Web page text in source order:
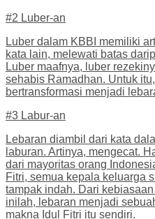
#2 Luber-an
Luber dalam KBBI memiliki
kata lain, melewati batas
Luber maafnya, luber
sehabis Ramadhan. Untuk
bertransformasi menjadi
#3 Labur-an
Lebaran diambil dari kata
laburan. Artinya, mengecat.
dari mayoritas orang
Fitri, semua kepala keluarga
tampak indah. Dari
inilah, lebaran menjadi
makna Idul Fitri itu sendiri.